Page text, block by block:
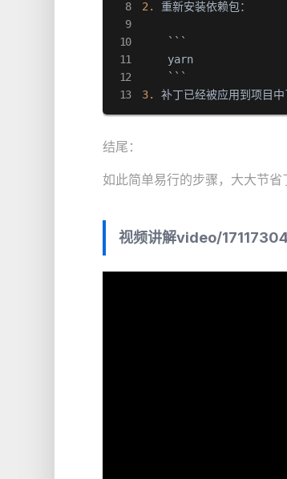
2.
重新安装依赖包：
    ```
    yarn
3.
补丁已经被应用到项目
结尾：
如此简单易行的步骤，大大节
视频讲解video/